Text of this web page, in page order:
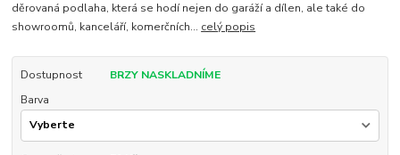
děrovaná podlaha, která se hodí nejen do garáží a dílen, ale také do
showroomů, kanceláří, komerčních... celý popis
Dostupnost
BRZY NASKLADNÍME
Barva